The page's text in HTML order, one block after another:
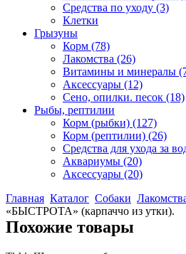
Средства по уходу (3)
Клетки
Грызуны
Корм (78)
Лакомства (26)
Витамины и минералы
Аксессуары (12)
Сено, опилки. песок (18)
Рыбы, рептилии
Корм (рыбки) (127)
Корм (рептилии) (26)
Средства для ухода за
Аквариумы (20)
Аксессуары (20)
Главная Каталог Собаки
«БЫСТРОТА» (карпаччо из утки).
Похожие товары